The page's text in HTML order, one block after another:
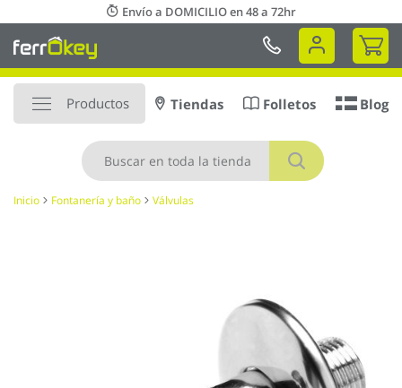
al
contenido
Envío a DOMICILIO en 48 a 72hr
Mi
Productos
Buscar
Tiendas Folletos Blog
Inicio Fontanería y baño Válvulas